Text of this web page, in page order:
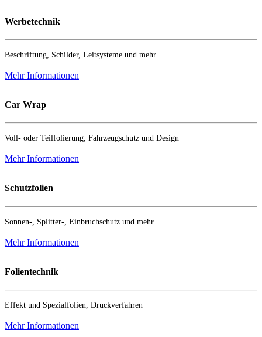
Werbetechnik
Beschriftung, Schilder, Leitsysteme und mehr...
Mehr Informationen
Car Wrap
Voll- oder Teilfolierung, Fahrzeugschutz und Design
Mehr Informationen
Schutzfolien
Sonnen-, Splitter-, Einbruchschutz und mehr...
Mehr Informationen
Folientechnik
Effekt und Spezialfolien, Druckverfahren
Mehr Informationen